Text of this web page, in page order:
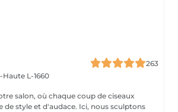
263
Haute L-1660
salon, où chaque coup de ciseaux
de style et d'audace. Ici, nous sculptons